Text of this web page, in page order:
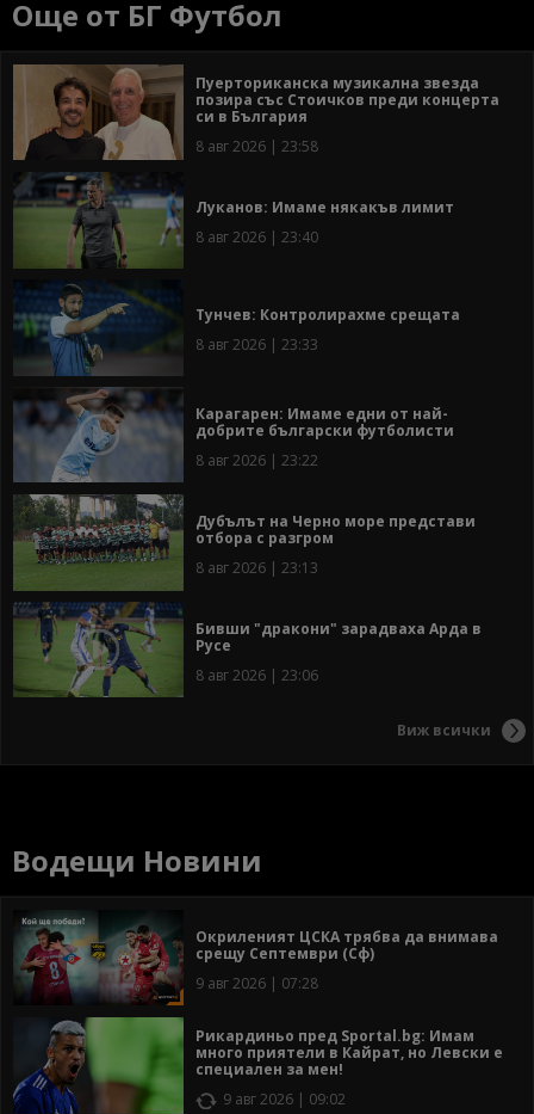
Още от БГ Футбол
Пуерториканска музикална звезда
позира със Стоичков преди концерта
си в България
8 авг 2026 | 23:58
Луканов: Имаме някакъв лимит
8 авг 2026 | 23:40
Тунчев: Контролирахме срещата
8 авг 2026 | 23:33
Карагарен: Имаме едни от най-
добрите български футболисти
8 авг 2026 | 23:22
Дубълът на Черно море представи
отбора с разгром
8 авг 2026 | 23:13
Бивши "дракони" зарадваха Арда в
Русе
8 авг 2026 | 23:06
Виж всички
Водещи Новини
Окриленият ЦСКА трябва да внимава
срещу Септември (Сф)
9 авг 2026 | 07:28
Рикардиньо пред Sportal.bg: Имам
много приятели в Кайрат, но Левски е
специален за мен!
9 авг 2026 | 09:02